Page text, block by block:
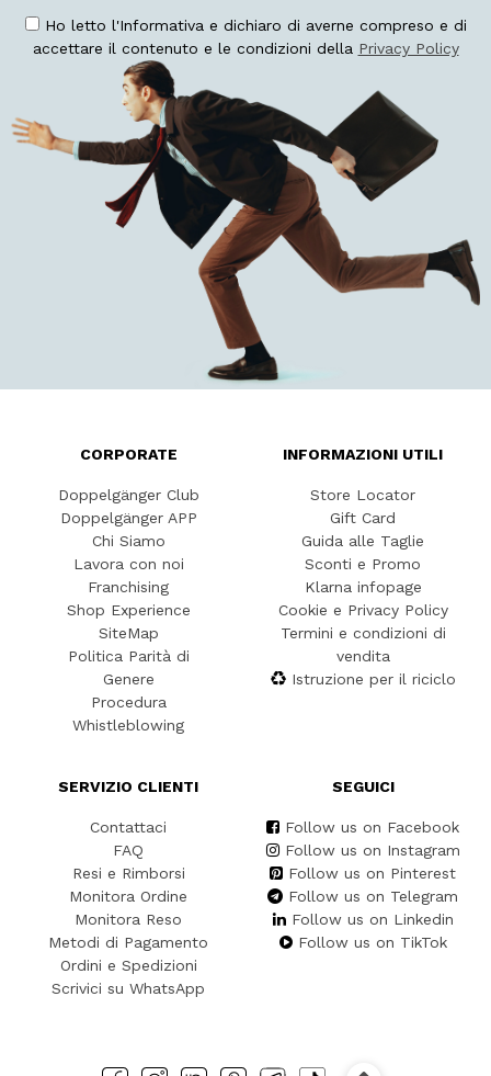
Ho letto l'Informativa e dichiaro di averne compreso e di
accettare il contenuto e le condizioni della Privacy Policy
CORPORATE
Doppelgänger Club
Doppelgänger APP
Chi Siamo
Lavora con noi
Franchising
Shop Experience
SiteMap
Politica Parità di
Genere
Procedura
Whistleblowing
INFORMAZIONI UTILI
Store Locator
Gift Card
Guida alle Taglie
Sconti e Promo
Klarna infopage
Cookie e Privacy Policy
Termini e condizioni di
vendita
Istruzione per il riciclo
SERVIZIO CLIENTI
Contattaci
FAQ
Resi e Rimborsi
Monitora Ordine
Monitora Reso
Metodi di Pagamento
Ordini e Spedizioni
Scrivici su WhatsApp
SEGUICI
Follow us on Facebook
Follow us on Instagram
Follow us on Pinterest
Follow us on Telegram
Follow us on Linkedin
Follow us on TikTok